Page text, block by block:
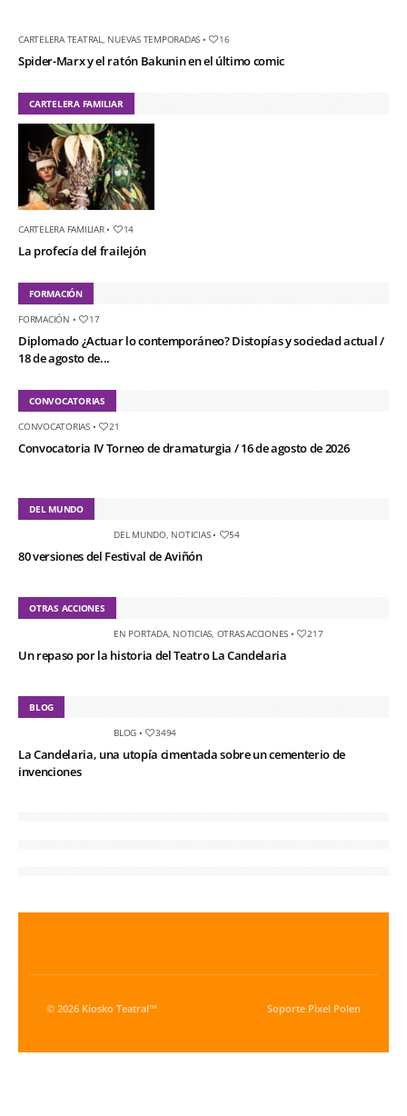
CARTELERA TEATRAL NUEVAS TEMPORADAS • 16
Spider-Marx y el ratón Bakunin en el último comic
CARTELERA FAMILIAR
CARTELERA FAMILIAR• 14
La profecía del frailejón
FORMACIÓN
FORMACIÓN • 17
Diplomado ¿Actuar lo contemporáneo? Distopías y sociedad actual /
18 de agosto de...
CONVOCATORIAS
CONVOCATORIAS• 21
Convocatoria IV Torneo de dramaturgia / 16 de agosto de 2026
DEL MUNDO
DEL MUNDO, NOTICIAS• 54
80 versiones del Festival de Aviñón
OTRAS ACCIONES
EN PORTADA, NOTICIAS OTRAS ACCIONES • 217
Un repaso por la historia del Teatro La Candelaria
BLOG
BLOG • 3494
La Candelaria, una utopía cimentada sobre un cementerio de
invenciones
© 2026 Kiosko Teatral™ Soporte Pixel Polen